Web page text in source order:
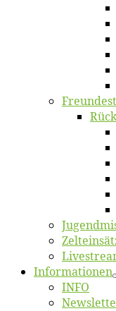
Informatio­nen
INFO